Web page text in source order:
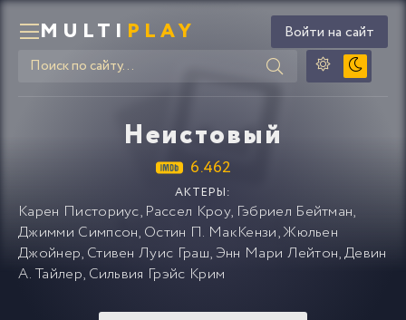
MULTI PLAY Войти на сайт
Неистовый
6.462
АКТЕРЫ:
Карен Писториус, Рассел Кроу, Гэбриел Бейтман,
Джимми Симпсон, Остин П. МакКензи,Жюльен
Джойнер, Стивен Луис Граш, Энн Мари Лейтон,Девин
А. Тайлер, Сильвия Грэйс Крим